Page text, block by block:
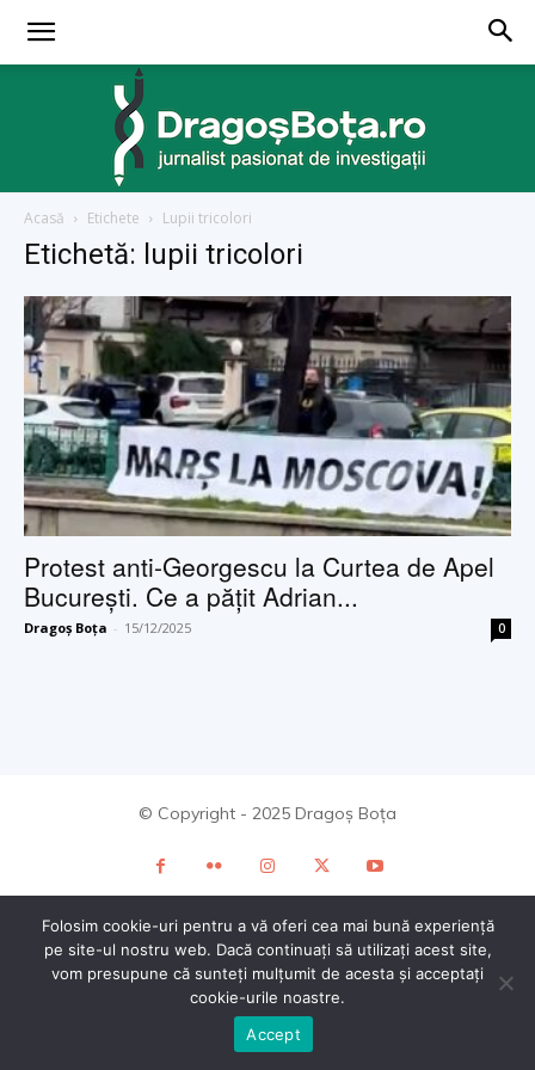
dragosbota.ro
Acasă Etichete Lupii tricolori
Etichetă: lupii tricolori
Protest anti-Georgescu la Curtea de Apel
București. Ce a pățit Adrian...
Dragoș Boța - 15/12/2025 0
© Copyright - 2025 Dragoș Boța
Folosim cookie-uri pentru a vă oferi cea mai bună experiență
pe site-ul nostru web. Dacă continuați să utilizați acest site,
vom presupune că sunteți mulțumit de acesta și acceptați
cookie-urile noastre.
Accept